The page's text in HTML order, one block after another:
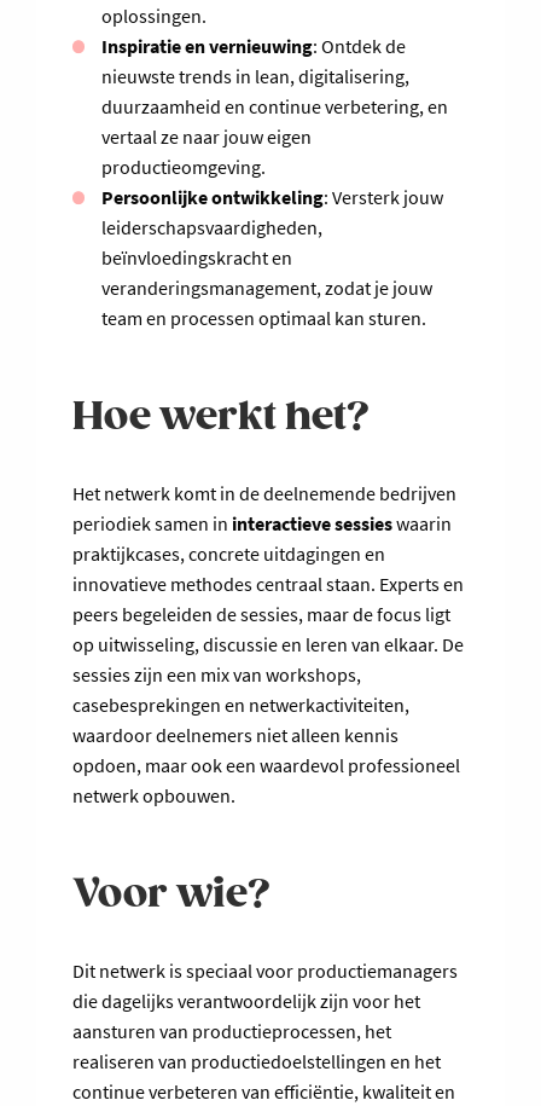
oplossingen.
Inspiratie en vernieuwing: Ontdek de
nieuwste trends in lean, digitalisering,
duurzaamheid en continue verbetering, en
vertaal ze naar jouw eigen
productieomgeving.
Persoonlijke ontwikkeling: Versterk jouw
leiderschapsvaardigheden,
beïnvloedingskracht en
veranderingsmanagement, zodat je jouw
team en processen optimaal kan sturen.
Hoe werkt het?
Het netwerk komt in de deelnemende bedrijven
periodiek samen in interactieve sessieswaarin
praktijkcases, concrete uitdagingen en
innovatieve methodes centraal staan. Experts en
peers begeleiden de sessies, maar de focus ligt
op uitwisseling, discussie en leren van elkaar. De
sessies zijn een mix van workshops,
casebesprekingen en netwerkactiviteiten,
waardoor deelnemers niet alleen kennis
opdoen, maar ook een waardevol professioneel
netwerk opbouwen.
Voor wie?
Dit netwerk is speciaal voor productiemanagers
die dagelijks verantwoordelijk zijn voor het
aansturen van productieprocessen, het
realiseren van productiedoelstellingen en het
continue verbeteren van efficiëntie, kwaliteit en